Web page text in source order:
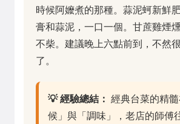
時候阿嬤煮的那種。蒜泥蚵新鮮
膏和蒜泥，一口一個。甘蔗雞煙
不柴。建議晚上六點前到，不然
了。
💡 經驗總結： 經典台菜的精
候」與「調味」，老店的師傅